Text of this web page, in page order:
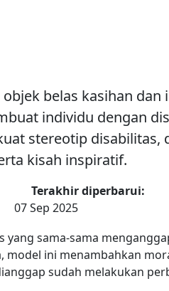
belas kasihan dan
individu dengan
stereotip disabilitas,
kisah inspiratif.
Terakhir diperbarui:
07 Sep 2025
sama-sama
model ini menambahkan
sudah melakukan